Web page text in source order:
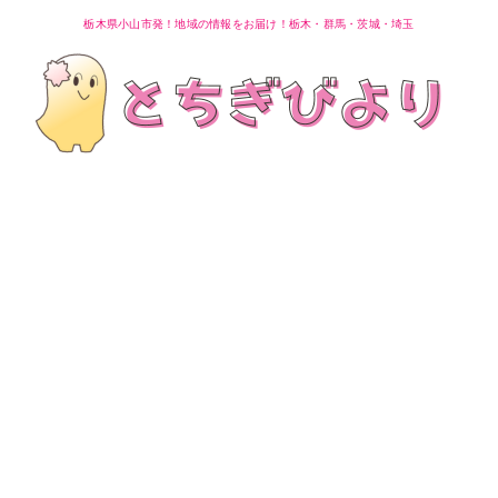
栃木県小山市発！地域の情報をお届け！栃木・群馬・茨城・埼玉